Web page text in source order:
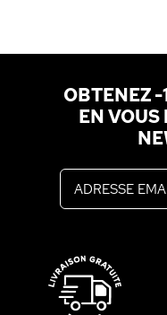
OBTENEZ -
EN